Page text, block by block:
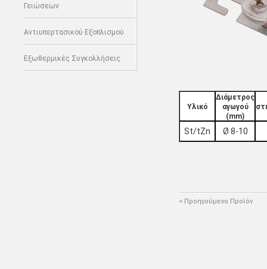
Γειώσεων
Αντιυπερτασικού Εξοπλισμού
Εξωθερμικές Συγκολλήσεις
Υλικό
Διάµετρος
αγωγού
(mm)
St/tZn Ø 8-10
< Προηγούμενο Προϊόν